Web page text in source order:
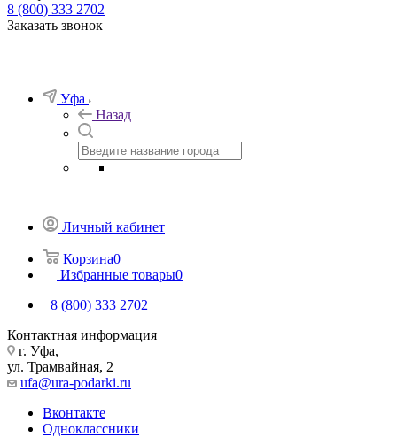
8 (800) 333 2702
Заказать звонок
Уфа
Назад
Личный кабинет
Корзина0
Избранные товары0
8 (800) 333 2702
Контактная информация
г. Уфа,
ул. Трамвайная, 2
ufa@ura-podarki.ru
Вконтакте
Одноклассники